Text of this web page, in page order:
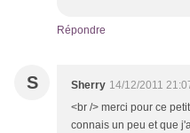
Répondre
S Sherry 14/12/2011
<br /> merci pour ce
connais un peu et que